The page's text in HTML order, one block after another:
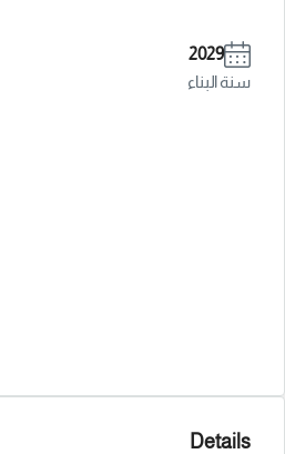
2029
سنة البناء
Details